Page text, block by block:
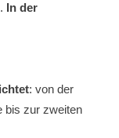
In der
: von der
bis zur zweiten